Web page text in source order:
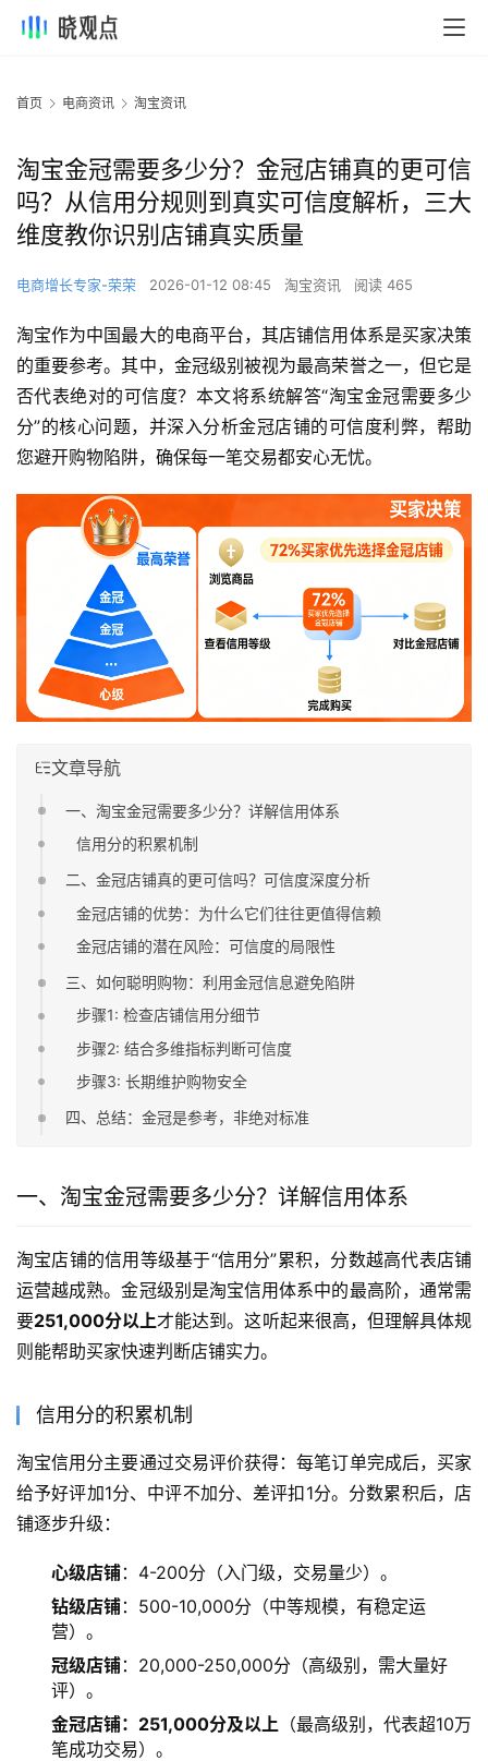
首页 电商资讯 淘宝资讯
淘宝金冠需要多少分？金冠店铺真的更可信
吗？从信用分规则到真实可信度解析，三大
维度教你识别店铺真实质量
电商增长专家-荣荣 2026-01-12 08:45 淘宝资讯 阅读 465
淘宝作为中国最大的电商平台，其店铺信用体系是买家决策
的重要参考。其中，金冠级别被视为最高荣誉之一，但它是
否代表绝对的可信度？本文将系统解答“淘宝金冠需要多少
分”的核心问题，并深入分析金冠店铺的可信度利弊，帮助
您避开购物陷阱，确保每一笔交易都安心无忧。
文章导航
一、淘宝金冠需要多少分？详解信用体系
信用分的积累机制
二、金冠店铺真的更可信吗？可信度深度分析
金冠店铺的优势：为什么它们往往更值得信赖
金冠店铺的潜在风险：可信度的局限性
三、如何聪明购物：利用金冠信息避免陷阱
步骤1: 检查店铺信用分细节
步骤2: 结合多维指标判断可信度
步骤3: 长期维护购物安全
四、总结：金冠是参考，非绝对标准
一、淘宝金冠需要多少分？详解信用体系
淘宝店铺的信用等级基于“信用分”累积，分数越高代表店铺
运营越成熟。金冠级别是淘宝信用体系中的最高阶，通常需
要251,000分以上才能达到。这听起来很高，但理解具体规
则能帮助买家快速判断店铺实力。
信用分的积累机制
淘宝信用分主要通过交易评价获得：每笔订单完成后，买家
给予好评加1分、中评不加分、差评扣1分。分数累积后，店
铺逐步升级：
心级店铺：4-200分（入门级，交易量少）。
钻级店铺：500-10,000分（中等规模，有稳定运
营）。
冠级店铺：20,000-250,000分（高级别，需大量好
评）。
金冠店铺：251,000分及以上 （最高级别，代表超10万
笔成功交易）。